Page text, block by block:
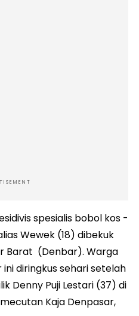
spesialis bobol kos -
Wewek (18) dibekuk
Barat (Denbar). Warga
diringkus sehari setelah
Denny Puji Lestari (37) di
Kaja Denpasar,